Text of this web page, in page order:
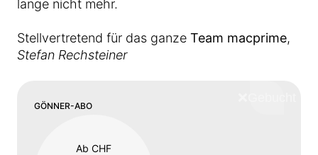
lange nicht mehr.
Stellvertretend für das ganze Team macprime,
Stefan Rechsteiner
GÖNNER-ABO
Ab CHF